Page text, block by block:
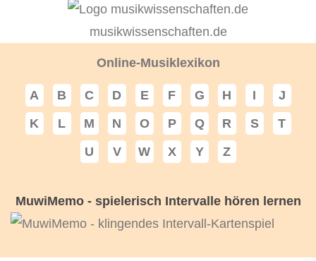
musikwissenschaften.de
Online-Musiklexikon
A B C D E F G H I
J
K
L M N O P Q R S
T
U
V W X Y Z
MuwiMemo - spielerisch Intervalle hören lernen